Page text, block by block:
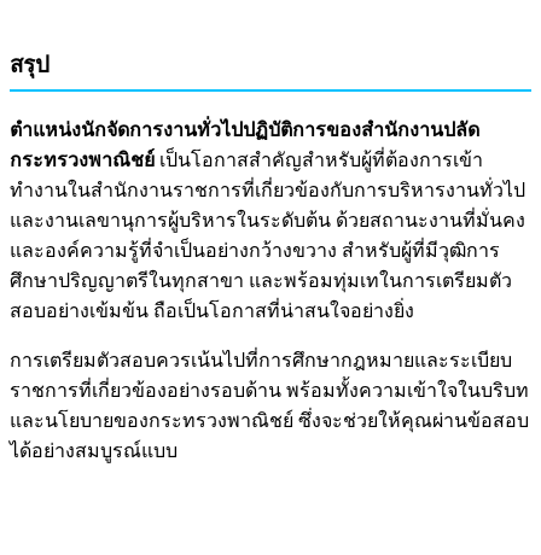
สรุป
ตำแหน่งนักจัดการงานทั่วไปปฏิบัติการของสำนักงานปลัด
กระทรวงพาณิชย์ เป็นโอกาสสำคัญสำหรับผู้ที่ต้องการเข้า
ทำงานในสำนักงานราชการที่เกี่ยวข้องกับการบริหารงานทั่วไป
และงานเลขานุการผู้บริหารในระดับต้น ด้วยสถานะงานที่มั่นคง
และองค์ความรู้ที่จำเป็นอย่างกว้างขวาง สำหรับผู้ที่มีวุฒิการ
ศึกษาปริญญาตรีในทุกสาขา และพร้อมทุ่มเทในการเตรียมตัว
สอบอย่างเข้มข้น ถือเป็นโอกาสที่น่าสนใจอย่างยิ่ง
การเตรียมตัวสอบควรเน้นไปที่การศึกษากฎหมายและระเบียบ
ราชการที่เกี่ยวข้องอย่างรอบด้าน พร้อมทั้งความเข้าใจในบริบท
และนโยบายของกระทรวงพาณิชย์ ซึ่งจะช่วยให้คุณผ่านข้อสอบ
ได้อย่างสมบูรณ์แบบ